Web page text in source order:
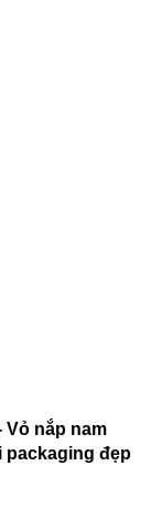
- Vỏ nắp nam
packaging đẹp